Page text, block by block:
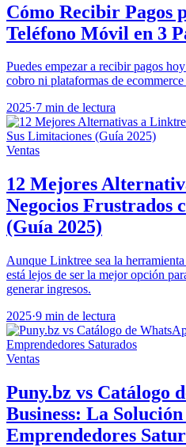
Cómo Recibir Pagos
Teléfono Móvil en 3
Puedes empezar a recibir pagos
cobro ni plataformas de
2025·7 min de lectura
Ventas
12 Mejores
Negocios Frustrados
(Guía 2025)
Aunque Linktree sea la
está lejos de ser la mejor opción
generar ingresos.
2025·9 min de lectura
Ventas
Puny.bz vs Catálogo
Business: La
Emprendedores